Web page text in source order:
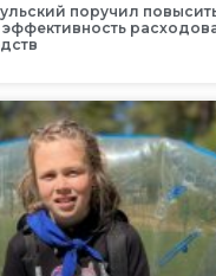
поручил
эффективность